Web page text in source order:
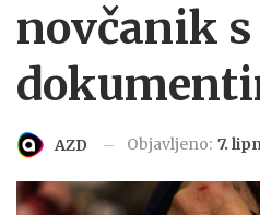
novčanik
AZD Objavljeno: 7.